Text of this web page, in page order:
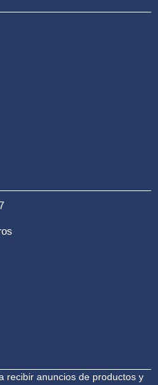
recibir anuncios de productos y